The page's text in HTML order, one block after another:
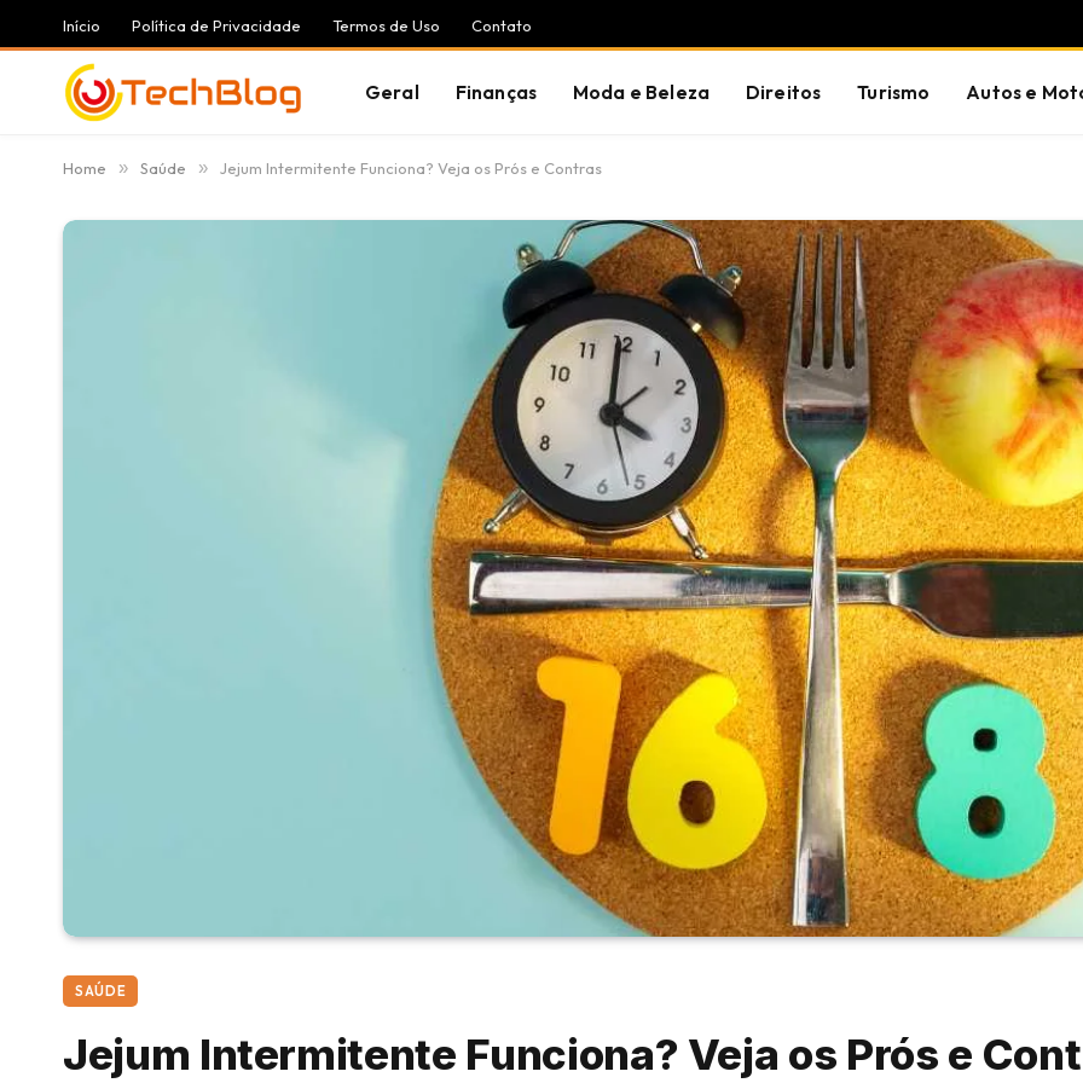
Início Política de Privacidade Termos de Uso Contato
Geral Finanças Moda e Beleza Direitos Turismo Autos e
Home » Saúde » Jejum Intermitente Funciona? Veja os Prós e Contras
SAÚDE
Jejum Intermitente Funciona? Veja os Prós e